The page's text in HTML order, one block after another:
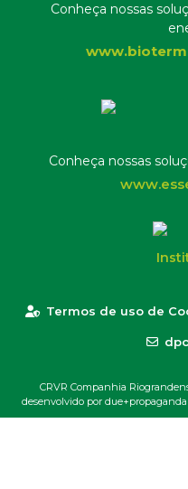
Conheça nossas
Conheça nossas
Termos de uso de
CRVR Companhia
desenvolvido por due+propaganda